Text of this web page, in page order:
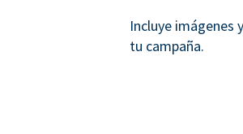
Incluye imágenes
tu campaña.